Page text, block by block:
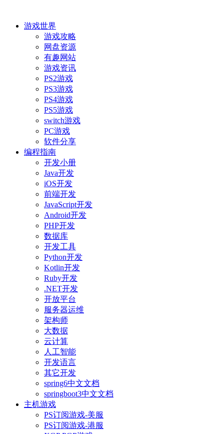
游戏世界
游戏攻略
网盘资源
有趣网站
游戏资讯
PS2游戏
PS3游戏
PS4游戏
PS5游戏
switch游戏
PC游戏
软件分享
编程指南
开发小册
Java开发
iOS开发
前端开发
JavaScript开发
Android开发
PHP开发
数据库
开发工具
Python开发
Kotlin开发
Ruby开发
.NET开发
开放平台
服务器运维
架构师
大数据
云计算
人工智能
开发语言
其它开发
spring6中文文档
springboot3中文文档
主机游戏
PS订阅游戏-美服
PS订阅游戏-港服